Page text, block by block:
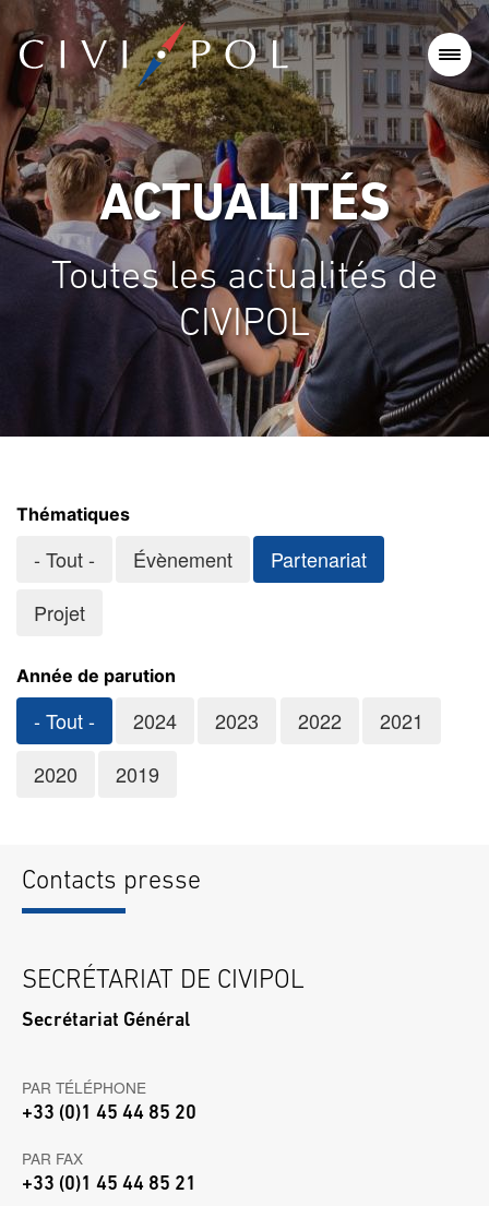
ACTUALITÉS
Toutes les actualités de
CIVIPOL
Thématiques
- Tout - Évènement
Partenariat
Projet
Année de parution
- Tout - 2024 2023 2022
2021
2020
2019
Contacts presse
SECRÉTARIAT DE CIVIPOL
Secrétariat Général
PAR TÉLÉPHONE
+33 (0)1 45 44 85 20
PAR FAX
+33 (0)1 45 44 85 21